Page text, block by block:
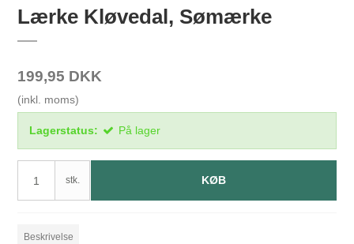
Lærke Kløvedal, Sømærke
199,95 DKK
(inkl. moms)
Lagerstatus: På lager
stk. KØB
Beskrivelse